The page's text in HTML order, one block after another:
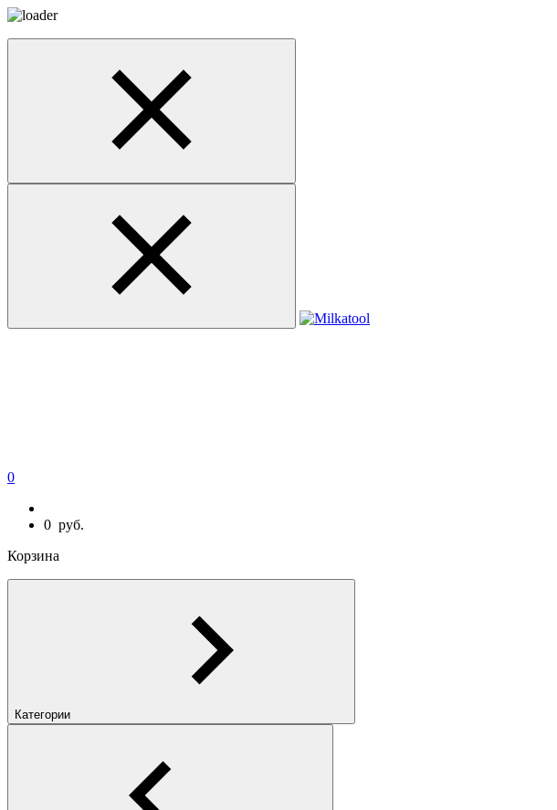
0
0 руб.
Корзина
Категории